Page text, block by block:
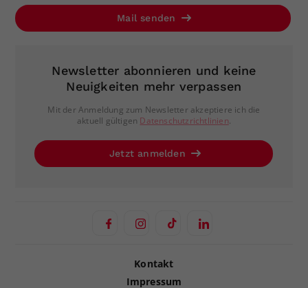
Mail senden
Newsletter abonnieren und keine
Neuigkeiten mehr verpassen
Mit der Anmeldung zum Newsletter akzeptiere ich die
aktuell gültigen Datenschutzrichtlinien.
Jetzt anmelden
Kontakt
Impressum